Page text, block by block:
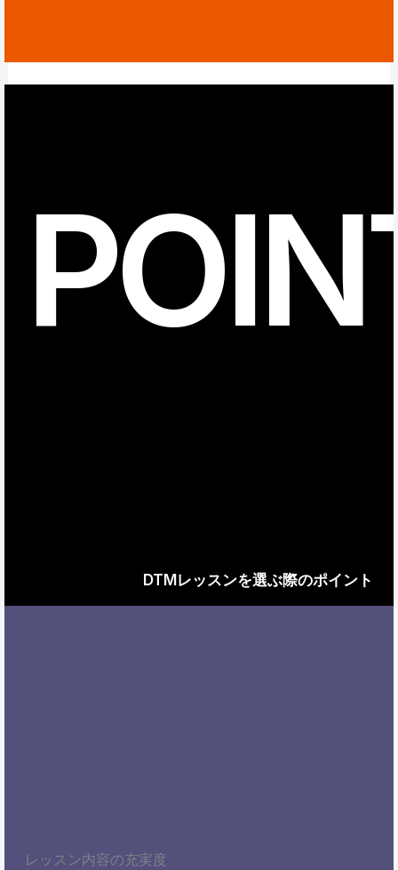
DTMレッスンを選ぶ際のポイント
レッスン内容の充実度